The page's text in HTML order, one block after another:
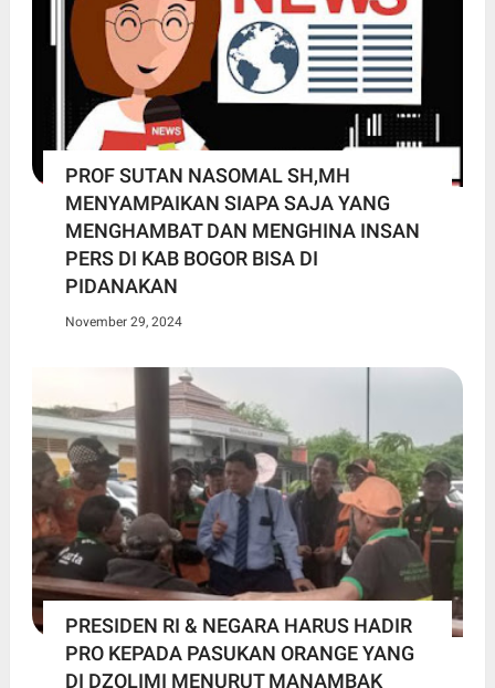
PROF SUTAN NASOMAL SH,MH
MENYAMPAIKAN SIAPA SAJA YANG
MENGHAMBAT DAN MENGHINA INSAN
PERS DI KAB BOGOR BISA DI
PIDANAKAN
November 29, 2024
PRESIDEN RI & NEGARA HARUS HADIR
PRO KEPADA PASUKAN ORANGE YANG
DI DZOLIMI MENURUT MANAMBAK